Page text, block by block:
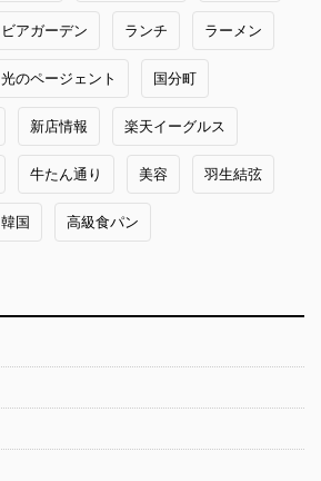
ビアガーデン ランチ ラーメン
光のページェント 国分町
新店情報 楽天イーグルス
牛たん通り 美容 羽生結弦
韓国 高級食パン